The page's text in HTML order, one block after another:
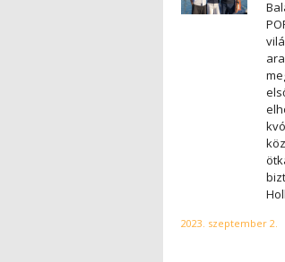
2023. szeptember 2.